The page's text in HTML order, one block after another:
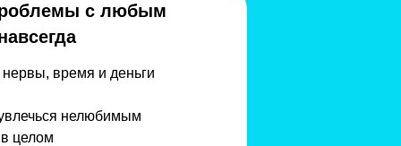
с любым
нервы, время и деньги
нелюбимым
целом